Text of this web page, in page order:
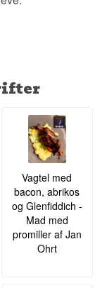
sommerdestillat fra
Vagtel med
bacon, abrikos
og Glenfiddich -
Mad med
promiller af Jan
Ohrt